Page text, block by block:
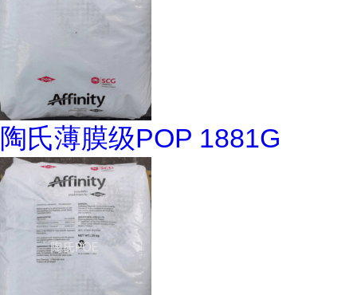
陶氏薄膜级POP 1881G